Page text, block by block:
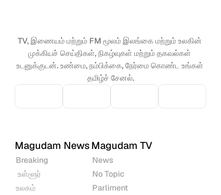
TV, இணையம் மற்றும் FM மூலம் இலங்கை மற்றும் உலகின்
முக்கியச் செய்திகள், நிகழ்வுகள் மற்றும் தகவல்கள்
உடனுக்குடன். உண்மை, நம்பிக்கை, நேர்மை கொண்ட உங்கள்
தமிழ்ச் சேனல்.
Magudam News
Breaking
உள்ளூர்
உலகம்
Magudam TV
News
No Topic
Parliment